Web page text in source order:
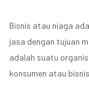
Bisnis atau niaga
jasa dengan tujuan
adalah suatu
konsumen atau